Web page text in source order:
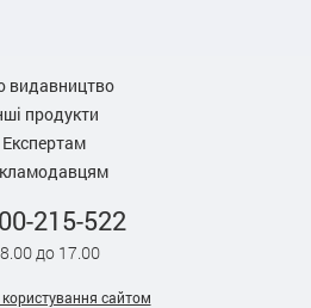
видавництво
продукти
Експертам
215-522
до 17.00
сайтом